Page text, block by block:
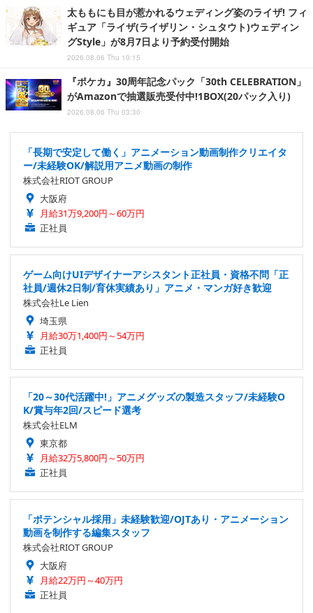
太ももにも目が惹かれるウェディング姿のライザ! フィ
ギュア「ライザ(ライザリン・シュタウト)ウェディン
グStyle」が8月7日より予約受付開始
2026.08.06 Thu 10:15
『ポケカ』30周年記念パック「30th CELEBRATION」
がAmazonで抽選販売受付中!1BOX(20パック入り)
2026.08.06 Thu 03:30
「長期で安定して働く」アニメーション動画制作クリエイタ
ー/未経験OK/解説用アニメ動画の制作
株式会社RIOT GROUP
大阪府
月給31万9,200円～60万円
正社員
ゲーム向けUIデザイナーアシスタント正社員・資格不問「正
社員/週休2日制/育休実績あり」アニメ・マンガ好き歓迎
株式会社Le Lien
埼玉県
月給30万1,400円～54万円
正社員
「20～30代活躍中!」アニメグッズの製造スタッフ/未経験O
K/賞与年2回/スピード選考
株式会社ELM
東京都
月給32万5,800円～50万円
正社員
「ポテンシャル採用」未経験歓迎/OJTあり・アニメーション
動画を制作する編集スタッフ
株式会社RIOT GROUP
大阪府
月給22万円～40万円
正社員